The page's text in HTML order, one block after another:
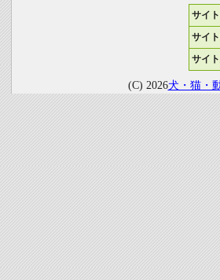
サイ
サイ
サイ
(C) 2026犬・猫・